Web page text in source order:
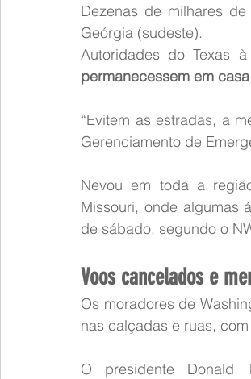
Dezenas de milhares
Geórgia (sudeste).
permanecessem em casa
“Evitem as estradas, a
Gerenciamento de
Nevou em toda a
Missouri, onde algumas
de sábado, segundo o
Voos cancelados e
Os moradores de
nas calçadas e ruas,
O presidente Donald